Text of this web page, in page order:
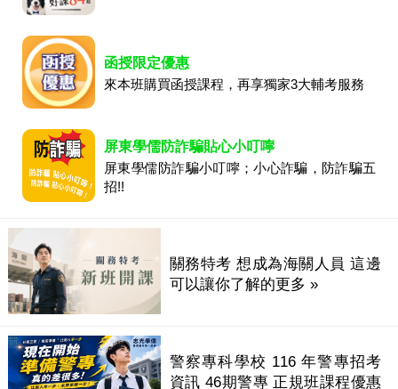
函授限定優惠
來本班購買函授課程，再享獨家3大輔考服務
屏東學儒防詐騙貼心小叮嚀
屏東學儒防詐騙小叮嚀；小心詐騙，防詐騙五
招!!
關務特考 想成為海關人員 這邊
可以讓你了解的更多 »
警察專科學校 116 年警專招考
資訊 46期警專 正規班課程優惠